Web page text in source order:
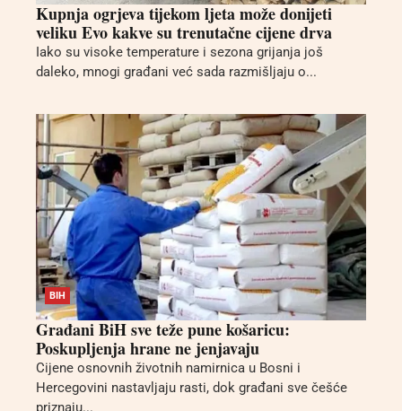
Kupnja ogrjeva tijekom ljeta može donijeti
veliku Evo kakve su trenutačne cijene drva
Iako su visoke temperature i sezona grijanja još
daleko, mnogi građani već sada razmišljaju o...
BIH
Građani BiH sve teže pune košaricu:
Poskupljenja hrane ne jenjavaju
Cijene osnovnih životnih namirnica u Bosni i
Hercegovini nastavljaju rasti, dok građani sve češće
priznaju...